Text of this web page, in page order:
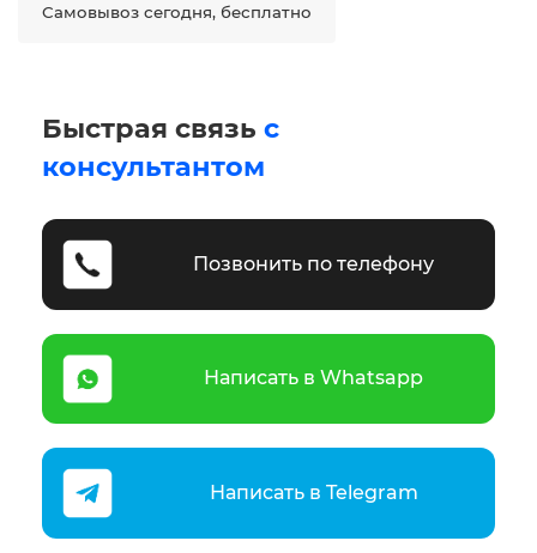
Самовывоз сегодня, бесплатно
Быстрая связь с
консультантом
Позвонить по телефону
Написать в Whatsapp
Написать в Telegram